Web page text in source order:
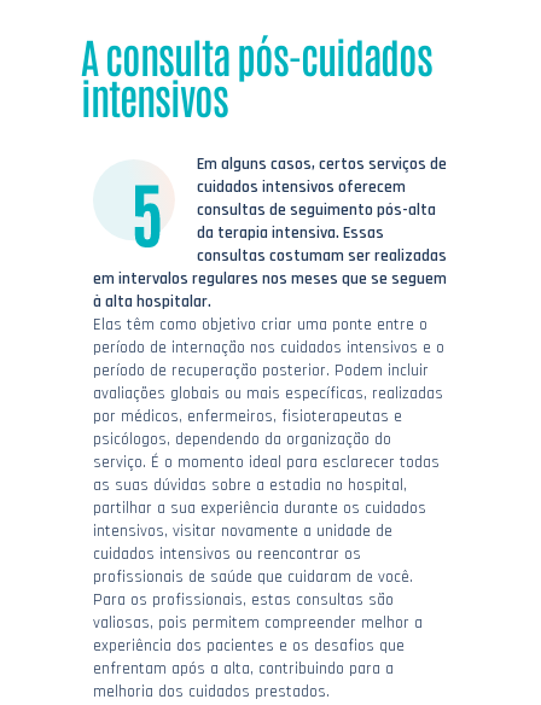
A consulta pós-cuidados
intensivos
Em alguns casos, certos serviços de
cuidados intensivos oferecem
consultas de seguimento pós-alta
da terapia intensiva. Essas
consultas costumam ser realizadas
em intervalos regulares nos meses que se seguem
à alta hospitalar.
Elas têm como objetivo criar uma ponte entre o
período de internação nos cuidados intensivos e o
período de recuperação posterior. Podem incluir
avaliações globais ou mais específicas, realizadas
por médicos, enfermeiros, fisioterapeutas e
psicólogos, dependendo da organização do
serviço. É o momento ideal para esclarecer todas
as suas dúvidas sobre a estadia no hospital,
partilhar a sua experiência durante os cuidados
intensivos, visitar novamente a unidade de
cuidados intensivos ou reencontrar os
profissionais de saúde que cuidaram de você.
Para os profissionais, estas consultas são
valiosas, pois permitem compreender melhor a
experiência dos pacientes e os desafios que
enfrentam após a alta, contribuindo para a
melhoria dos cuidados prestados.